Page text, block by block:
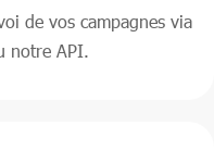
de vos campagnes via
notre API.